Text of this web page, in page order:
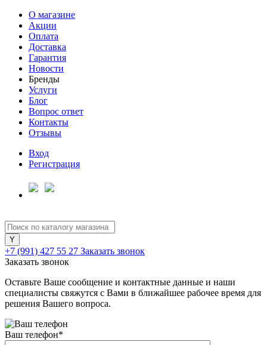
О магазине
Акции
Оплата
Доставка
Гарантия
Новости
Бренды
Услуги
Блог
Вопрос ответ
Контакты
Отзывы
Вход
Регистрация
+7 (991) 427 55 27 Заказать звонок
Заказать звонок
Оставьте Ваше сообщение и контактные данные и наши
специалисты свяжутся с Вами в ближайшее рабочее время для
решения Вашего вопроса.
Ваш телефон*